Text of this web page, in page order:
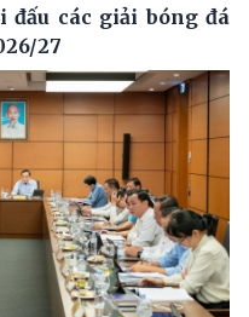
đấu các giải bóng đá
27